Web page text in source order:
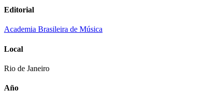
Editorial
Academia Brasileira de Música
Local
Rio de Janeiro
Año